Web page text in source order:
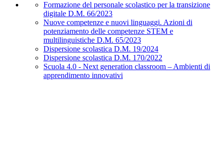
Formazione del personale scolastico per la transizione
digitale D.M. 66/2023
Nuove competenze e nuovi linguaggi. Azioni di
potenziamento delle competenze STEM e
multilinguistiche D.M. 65/2023
Dispersione scolastica D.M. 19/2024
Dispersione scolastica D.M. 170/2022
Scuola 4.0 - Next generation classroom – Ambienti di
apprendimento innovativi